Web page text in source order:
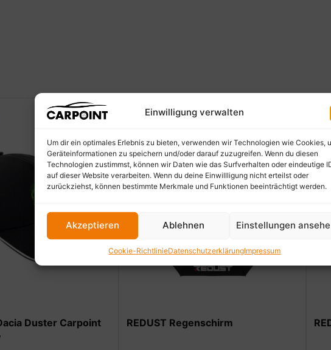
Einwilligung verwalten
Um dir ein optimales Erlebnis zu bieten, verwenden wir Technologien wie Cookies,
Geräteinformationen zu speichern und/oder darauf zuzugreifen. Wenn du diesen
Technologien zustimmst, können wir Daten wie das Surfverhalten oder eindeutige
auf dieser Website verarbeiten. Wenn du deine Einwillligung nicht erteilst oder
zurückziehst, können bestimmte Merkmale und Funktionen beeinträchtigt werden.
Akzeptieren Ablehnen Einstellungen
Cookie-RichtlinieDatenschutzerklärungImpressum
REDUST Regenschirm REDUST Thermoflasche